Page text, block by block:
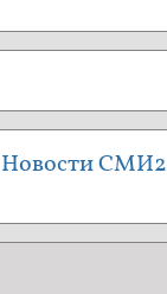
Новости СМИ2